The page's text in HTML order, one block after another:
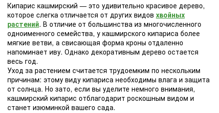
Кипарис кашмирский — это удивительно красивое дерево,
которое слегка отличается от других видов хвойных
растений. В отличие от большинства из многочисленного
одноименного семейства, у кашмирского кипариса более
мягкие ветви, а свисающая форма кроны отдаленно
напоминает иву. Однако декоративным дерево остается
весь год.
Уход за растением считается трудоемким по нескольким
причинам: этому виду кипариса необходимы влага и защита
от солнца. Но зато, если вы уделите немного внимания,
кашмирский кипарис отблагодарит роскошным видом и
станет изюминкой вашего сада.